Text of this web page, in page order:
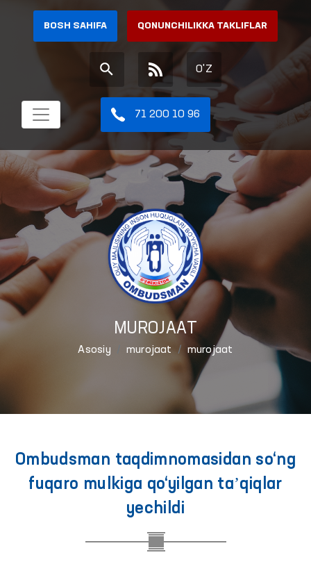
BOSH SAHIFA QONUNCHILIKKA TAKLIFLAR
O'Z
71 200 10 96
MUROJAAT
Asosiy murojaat murojaat
Ombudsman taqdimnomasidan so‘ng
fuqaro mulkiga qo‘yilgan taʼqiqlar
yechildi